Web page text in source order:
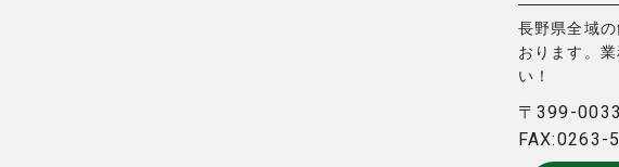
長野県全域
おります。
い！
〒399-
FAX:0263-